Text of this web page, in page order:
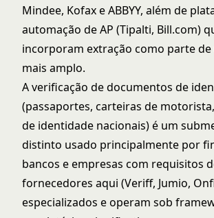
Mindee, Kofax e ABBYY, além de
automação de AP (Tipalti, Bill.com)
incorporam extração como parte
mais amplo.
A verificação de documentos de
(passaportes, carteiras de
de identidade nacionais) é um
distinto usado principalmente por
bancos e empresas com requisitos
fornecedores aqui (Veriff, Jumio,
especializados e operam sob